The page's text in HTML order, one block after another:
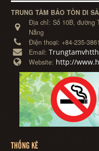
TRUNG TÂM BẢO TỒN DI
Địa chỉ:Số 10B, đường
Nẵng
Điện thoại: +84-235-
Email:
Website: http://
THỐNG KÊ